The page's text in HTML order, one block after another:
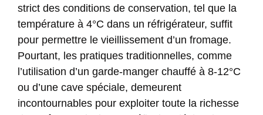
strict des conditions de conservation, tel que la
température à 4°C dans un réfrigérateur, suffit
pour permettre le vieillissement d’un fromage.
Pourtant, les pratiques traditionnelles, comme
l’utilisation d’un garde-manger chauffé à 8-12°C
ou d’une cave spéciale, demeurent
incontournables pour exploiter toute la richesse